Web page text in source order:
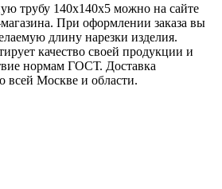
трубу 140х140х5 можно на сайте
При оформлении заказа вы
длину нарезки изделия.
качество своей продукции и
нормам ГОСТ. Доставка
всей Москве и области.